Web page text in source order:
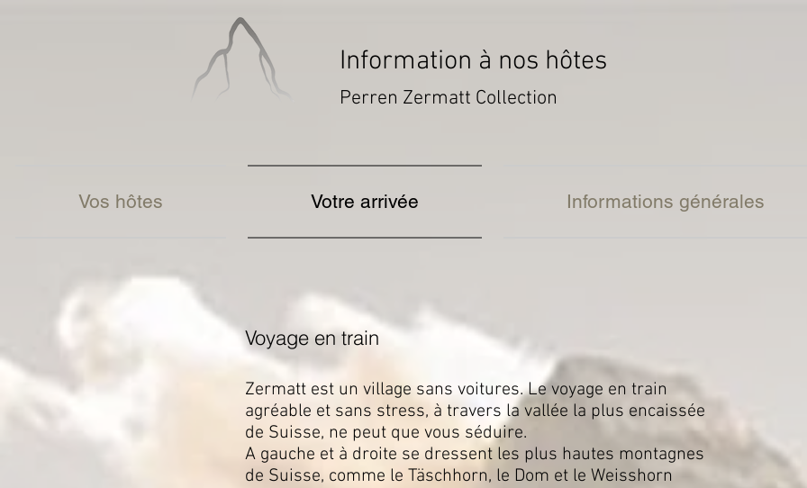
Information à nos hôtes
Perren Zermatt Collection
Vos hôtes Votre arrivée Informations générales
Voyage en train
Zermatt est un village sans voitures. Le voyage en train
agréable et sans stress, à travers la vallée la plus encaissée
de Suisse, ne peut que vous séduire.
A gauche et à droite se dressent les plus hautes montagnes
de Suisse, comme le Täschhorn, le Dom et le Weisshorn